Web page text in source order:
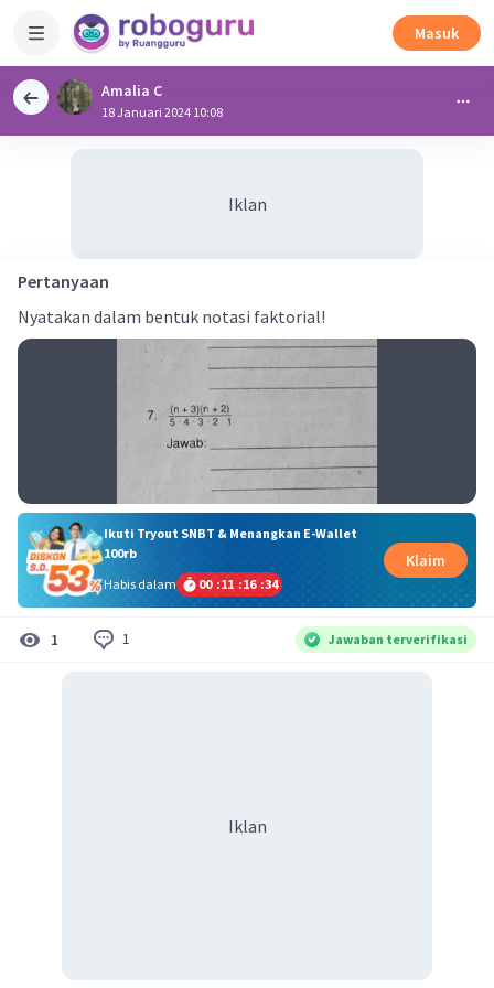
Masuk
Amalia C
18 Januari 2024 10:08
Iklan
Pertanyaan
Nyatakan dalam bentuk notasi faktorial!
Ikuti Tryout SNBT & Menangkan E-Wallet
100rb
Habis dalam
00 :11 :16 :33
Klaim
1 1 Jawaban terverifikasi
Iklan